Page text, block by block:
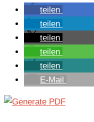
teilen
teilen
teilen
teilen
teilen
E-Mail